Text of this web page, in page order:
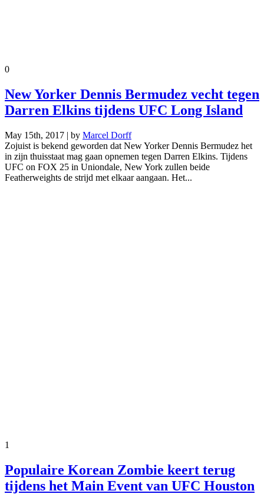
0
New Yorker Dennis Bermudez vecht tegen
Darren Elkins tijdens UFC Long Island
May 15th, 2017 | by Marcel Dorff
Zojuist is bekend geworden dat New Yorker Dennis Bermudez het
in zijn thuisstaat mag gaan opnemen tegen Darren Elkins. Tijdens
UFC on FOX 25 in Uniondale, New York zullen beide
Featherweights de strijd met elkaar aangaan. Het...
1
Populaire Korean Zombie keert terug
tijdens het Main Event van UFC Houston